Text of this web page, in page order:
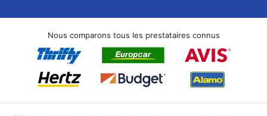
Nous comparons tous les prestataires connus